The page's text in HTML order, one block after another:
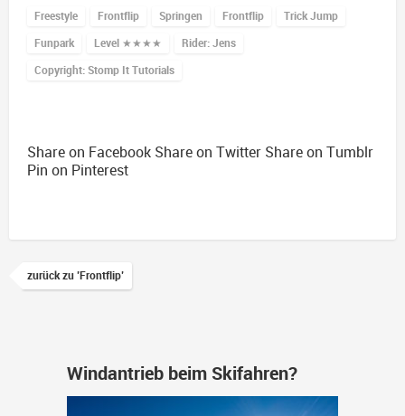
Freestyle Frontflip Springen Frontflip Trick Jump
Funpark Level ★★★★ Rider: Jens
Copyright: Stomp It Tutorials
Share on Facebook Share on Twitter Share on Tumblr
Pin on Pinterest
zurück zu 'Frontflip'
Windantrieb beim Skifahren?